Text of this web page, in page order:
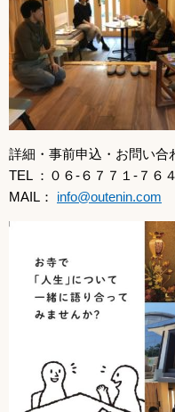
詳細・事前申込・お問い合
TEL ：０６-６７７１-７６
MAIL： info@outenin.com